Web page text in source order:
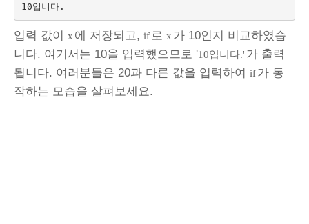
입력 값이 x 에 저장되고, if로 x 가 10인지 비교하였습
니다. 여기서는 10을 입력했으므로 '10입니다.' 가 출력
됩니다. 여러분들은 20과 다른 값을 입력하여 if가 동
작하는 모습을 살펴보세요.